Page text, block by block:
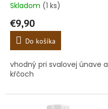
Skladom (1 ks)
€9,90
Do košíka
vhodný pri svalovej únave a
kŕčoch